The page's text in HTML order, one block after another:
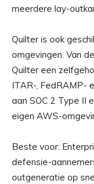
meerdere lay-
Quilter is ook
omgevingen. Van
Quilter een
ITAR-, FedRAMP-
aan SOC 2 Type II
eigen AWS-
Beste voor:
defensie-
outgeneratie op